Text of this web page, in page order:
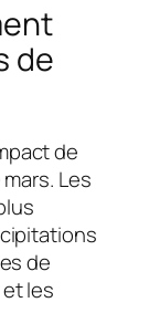
de
de
Les
de
les